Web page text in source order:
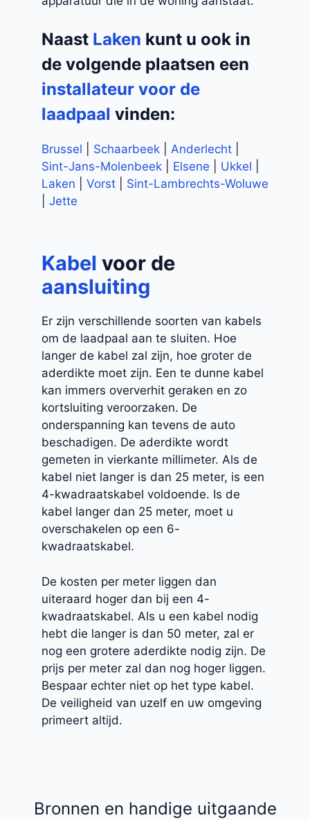
Naast Laken kunt u ook in
de volgende plaatsen een
installateur voor de
laadpaal vinden:
Brussel Schaarbeek Anderlecht
Sint-Jans-Molenbeek
Elsene Ukkel
Laken
Vorst
Sint-Lambrechts-Woluwe
Jette
Kabel voor de
aansluiting
Er zijn verschillende soorten van kabels
om de laadpaal aan te sluiten. Hoe
langer de kabel zal zijn, hoe groter de
aderdikte moet zijn. Een te dunne kabel
kan immers oververhit geraken en zo
kortsluiting veroorzaken. De
onderspanning kan tevens de auto
beschadigen. De aderdikte wordt
gemeten in vierkante millimeter. Als de
kabel niet langer is dan 25 meter, is een
4-kwadraatskabel voldoende. Is de
kabel langer dan 25 meter, moet u
overschakelen op een 6-
kwadraatskabel.
De kosten per meter liggen dan
uiteraard hoger dan bij een 4-
kwadraatskabel. Als u een kabel nodig
hebt die langer is dan 50 meter, zal er
nog een grotere aderdikte nodig zijn. De
prijs per meter zal dan nog hoger liggen.
Bespaar echter niet op het type kabel.
De veiligheid van uzelf en uw omgeving
primeert altijd.
Bronnen en handige uitgaande